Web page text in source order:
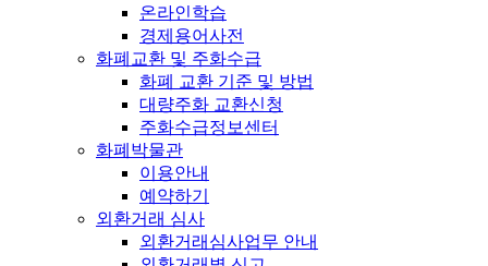
온라인학습
경제용어사전
화폐교환 및 주화수급
화폐 교환 기준 및 방법
대량주화 교환신청
주화수급정보센터
화폐박물관
이용안내
예약하기
외환거래 심사
외환거래심사업무 안내